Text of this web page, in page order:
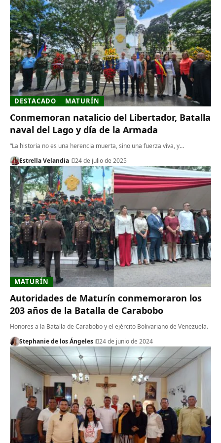
DESTACADO MATURÍN
Conmemoran natalicio del Libertador, Batalla
naval del Lago y día de la Armada
“La historia no es una herencia muerta, sino una fuerza viva, y…
Estrella Velandia
24 de julio de 2025
MATURÍN
Autoridades de Maturín conmemoraron los
203 años de la Batalla de Carabobo
Honores a la Batalla de Carabobo y el ejército Bolivariano de Venezuela.
Stephanie de los Ángeles
24 de junio de 2024